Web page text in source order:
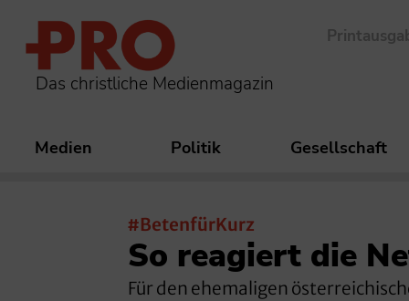
Das christliche Medienmagazin
Medien Politik Gesellschaft
#BetenfürKurz
So reagiert die
Für den ehemaligen